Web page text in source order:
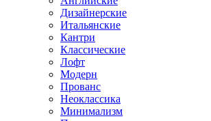
Дизайнерские
Итальянские
Кантри
Классические
Лофт
Модерн
Прованс
Неоклассика
Минимализм